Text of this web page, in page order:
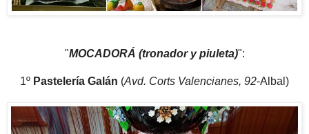
"MOCADORÁ (tronador y piuleta)":
1º Pastelería Galán (Avd. Corts Valencianes, 92-Albal)